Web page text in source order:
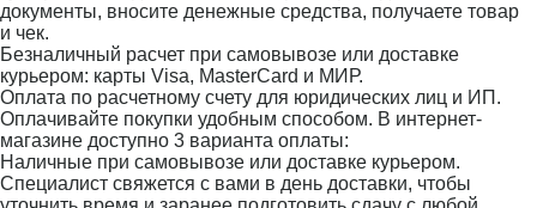
документы, вносите денежные средства, получаете товар
и чек.
Безналичный расчет при самовывозе или доставке
курьером: карты Visa, MasterCard и МИР.
Оплата по расчетному счету для юридических лиц и ИП.
Оплачивайте покупки удобным способом. В интернет-
магазине доступно 3 варианта оплаты:
Наличные при самовывозе или доставке курьером.
Специалист свяжется с вами в день доставки, чтобы